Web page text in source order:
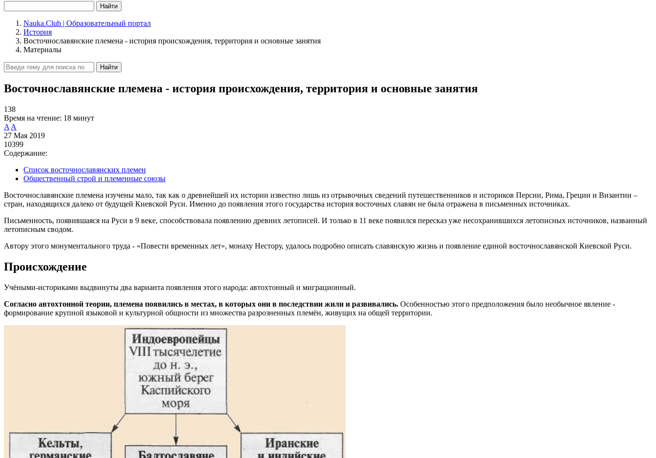
Найти
Nauka.Club | Образовательный портал
История
Восточнославянские племена - история происхождения, территория и основные занятия
Материалы
Найти
Восточнославянские племена - история происхождения, территория и основные занятия
138
Время на чтение: 18 минут
A A
27 Мая 2019
10399
Содержание:
Список восточнославянских племен
Общественный строй и племенные союзы
Восточнославянские племена изучены мало, так как о древнейшей их истории известно лишь из отрывочных сведений путешественников и историков Персии, Рима, Греции и Византии –
стран, находящихся далеко от будущей Киевской Руси. Именно до появления этого государства история восточных славян не была отражена в письменных источниках.
Письменность, появившаяся на Руси в 9 веке, способствовала появлению древних летописей. И только в 11 веке появился пересказ уже несохранившихся летописных источников, названный
летописным сводом.
Автору этого монументального труда - «Повести временных лет», монаху Нестору, удалось подробно описать славянскую жизнь и появление единой восточнославянской Киевской Руси.
Происхождение
Учёными-историками выдвинуты два варианта появления этого народа: автохтонный и миграционный.
Согласно автохтонной теории, племена появились в местах, в которых они в последствии жили и развивались. Особенностью этого предположения было необычное явление -
формирование крупной языковой и культурной общности из множества разрозненных племён, живущих на общей территории.